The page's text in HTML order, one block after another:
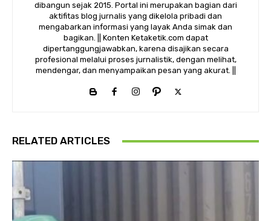
dibangun sejak 2015. Portal ini merupakan bagian dari
aktifitas blog jurnalis yang dikelola pribadi dan
mengabarkan informasi yang layak Anda simak dan
bagikan. || Konten Ketaketik.com dapat
dipertanggungjawabkan, karena disajikan secara
profesional melalui proses jurnalistik, dengan melihat,
mendengar, dan menyampaikan pesan yang akurat. ||
RELATED ARTICLES